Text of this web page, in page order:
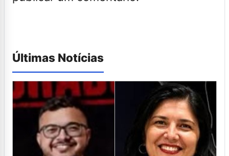
Últimas Notícias